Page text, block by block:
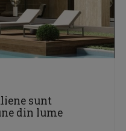
sunt
din lume